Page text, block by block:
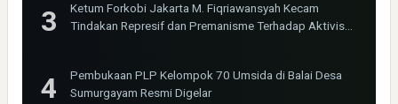
Ketum Forkobi Jakarta M. Fiqriawansyah Kecam
Tindakan Represif dan Premanisme Terhadap Aktivis
Pembukaan PLP Kelompok 70 Umsida di Balai Desa
Sumurgayam Resmi Digelar